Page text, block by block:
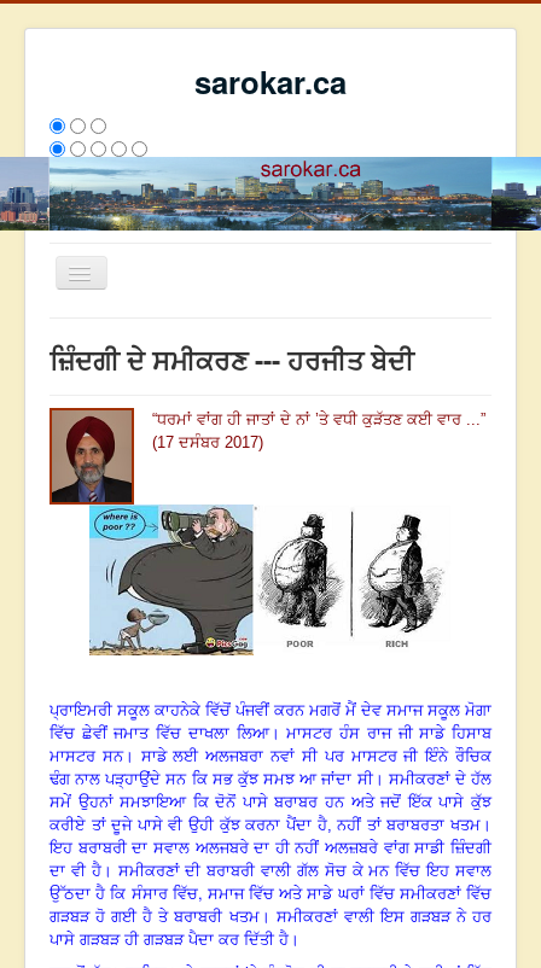
sarokar.ca
Toggle
ਰਚਨਾਵਾਂ
ਸਰੋਕਾਰ ਦੇ ਲੇਖਕ
ਸੰਪਰਕ
We have 283 guests and no members online
2800643
ਇਸ ਹਫਤੇ 28077 ਇਸ ਮਹੀਨੇ
ਜ਼ਿੰਦਗੀ ਦੇ ਸਮੀਕਰਣ --- ਹਰਜੀਤ ਬੇਦੀ
“ਧਰਮਾਂ ਵਾਂਗ ਹੀ ਜਾਤਾਂ ਦੇ ਨਾਂ ’ਤੇ ਵਧੀ ਕੁੜੱਤਣ ਕਈ ਵਾਰ ...”
(17 ਦਸੰਬਰ 2017)
ਪ੍ਰਾਇਮਰੀ ਸਕੂਲ ਕਾਹਨੇਕੇ ਵਿੱਚੋਂ ਪੰਜਵੀਂ ਕਰਨ ਮਗਰੋਂ ਮੈਂ ਦੇਵ ਸਮਾਜ ਸਕੂਲ ਮੋਗਾ
ਵਿੱਚ ਛੇਵੀਂ ਜਮਾਤ ਵਿੱਚ ਦਾਖਲਾ ਲਿਆ। ਮਾਸਟਰ ਹੰਸ ਰਾਜ ਜੀ ਸਾਡੇ ਹਿਸਾਬ
ਮਾਸਟਰ ਸਨ। ਸਾਡੇ ਲਈ ਅਲਜਬਰਾ ਨਵਾਂ ਸੀ ਪਰ ਮਾਸਟਰ ਜੀ ਇੰਨੇ ਰੌਚਿਕ
ਢੰਗ ਨਾਲ ਪੜ੍ਹਾਉਂਦੇ ਸਨ ਕਿ ਸਭ ਕੁੱਝ ਸਮਝ ਆ ਜਾਂਦਾ ਸੀ। ਸਮੀਕਰਣਾਂ ਦੇ ਹੱਲ
ਸਮੇਂ ਉਹਨਾਂ ਸਮਝਾਇਆ ਕਿ ਦੋਨੋਂ ਪਾਸੇ ਬਰਾਬਰ ਹਨ ਅਤੇ ਜਦੋਂ ਇੱਕ ਪਾਸੇ ਕੁੱਝ
ਕਰੀਏ ਤਾਂ ਦੂਜੇ ਪਾਸੇ ਵੀ ਉਹੀ ਕੁੱਝ ਕਰਨਾ ਪੈਂਦਾ ਹੈ, ਨਹੀਂ ਤਾਂ ਬਰਾਬਰਤਾ ਖਤਮ।
ਇਹ ਬਰਾਬਰੀ ਦਾ ਸਵਾਲ ਅਲਜਬਰੇ ਦਾ ਹੀ ਨਹੀਂ ਅਲਜ਼ਬਰੇ ਵਾਂਗ ਸਾਡੀ ਜ਼ਿੰਦਗੀ
ਦਾ ਵੀ ਹੈ। ਸਮੀਕਰਣਾਂ ਦੀ ਬਰਾਬਰੀ ਵਾਲੀ ਗੱਲ ਸੋਚ ਕੇ ਮਨ ਵਿੱਚ ਇਹ ਸਵਾਲ
ਉੱਠਦਾ ਹੈ ਕਿ ਸੰਸਾਰ ਵਿੱਚ, ਸਮਾਜ ਵਿੱਚ ਅਤੇ ਸਾਡੇ ਘਰਾਂ ਵਿੱਚ ਸਮੀਕਰਣਾਂ ਵਿੱਚ
ਗੜਬੜ ਹੋ ਗਈ ਹੈ ਤੇ ਬਰਾਬਰੀ ਖਤਮ। ਸਮੀਕਰਣਾਂ ਵਾਲੀ ਇਸ ਗੜਬੜ ਨੇ ਹਰ
ਪਾਸੇ ਗੜਬੜ ਹੀ ਗੜਬੜ ਪੈਦਾ ਕਰ ਦਿੱਤੀ ਹੈ।